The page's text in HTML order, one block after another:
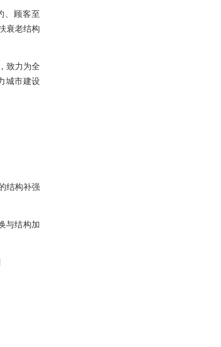
、顾客至
衰老结构
致力为全
城市建设
结构补强
与结构加